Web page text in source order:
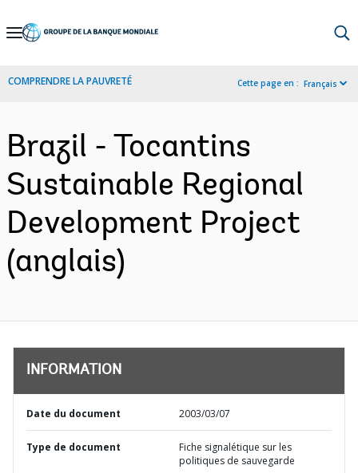
Skip
Navigation
COMPRENDRE LA PAUVRETÉ Cette page en : Français
Brazil - Tocantins
Sustainable Regional
Development Project
(anglais)
INFORMATION
Date du document 2003/03/07
Type de document
Fiche signalétique sur les
politiques de sauvegarde